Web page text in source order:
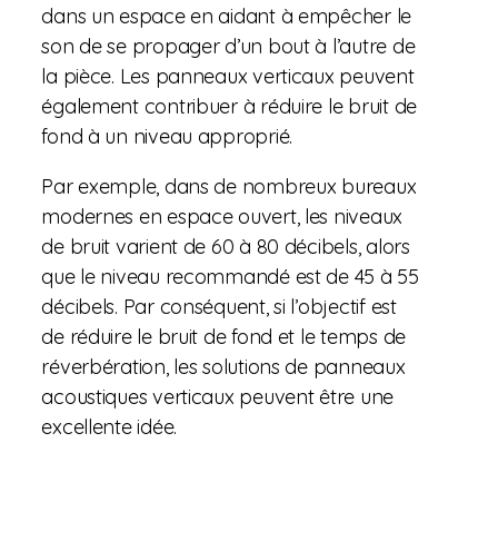
dans un espace en aidant à empêcher le
son de se propager d’un bout à l’autre de
la pièce. Les panneaux verticaux peuvent
également contribuer à réduire le bruit de
fond à un niveau approprié.
Par exemple, dans de nombreux bureaux
modernes en espace ouvert, les niveaux
de bruit varient de 60 à 80 décibels, alors
que le niveau recommandé est de 45 à 55
décibels. Par conséquent, si l’objectif est
de réduire le bruit de fond et le temps de
réverbération, les solutions de panneaux
acoustiques verticaux peuvent être une
excellente idée.